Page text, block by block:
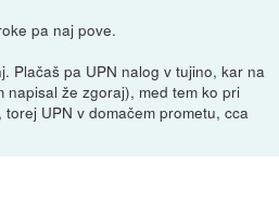
pa naj pove.
Plačaš pa UPN nalog v tujino, kar na
napisal že zgoraj), med tem ko pri
UPN v domačem prometu, cca